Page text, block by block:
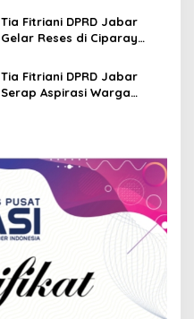
Pengawasan Pemerintahan
Tia Fitriani DPRD Jabar
Gelar Reses di Ciparay
Perkuat Konsolidasi Kader
NasDem
Tia Fitriani DPRD Jabar
Serap Aspirasi Warga